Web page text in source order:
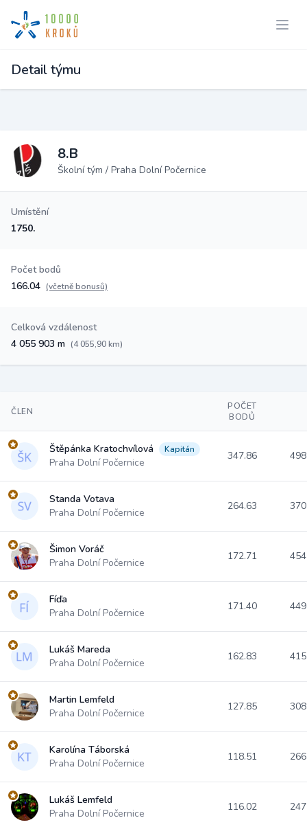
Detail týmu
8.B
Školní tým / Praha Dolní Počernice
Umístění
1750.
Počet bodů
166.04 (včetně bonusů)
Celková vzdálenost
4 055 903 m (4 055,90 km)
ČLEN
POČET
BODŮ
Štěpánka Kratochvílová Kapitán
Praha Dolní Počernice
347.86
Standa Votava
Praha Dolní Počernice
264.63
Šimon Voráč
Praha Dolní Počernice
172.71
Fíďa
Praha Dolní Počernice
171.40
Lukáš Mareda
Praha Dolní Počernice
162.83
Martin Lemfeld
Praha Dolní Počernice
127.85
Karolína Táborská
Praha Dolní Počernice
118.51
Lukáš Lemfeld
Praha Dolní Počernice
116.02